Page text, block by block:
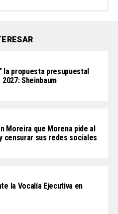
la propuesta presupuestal
2027: Sheinbaum
Moreira que Morena pide al
y censurar sus redes sociales
la Vocalía Ejecutiva en